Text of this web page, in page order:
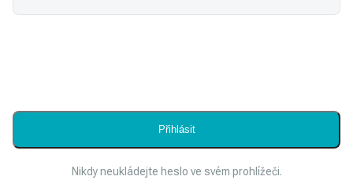
Nikdy neukládejte heslo ve svém prohlížeči.